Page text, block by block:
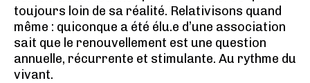
toujours loin de sa réalité. Relativisons quand
même : quiconque a été élu.e d’une association
sait que le renouvellement est une question
annuelle, récurrente et stimulante. Au rythme du
vivant.